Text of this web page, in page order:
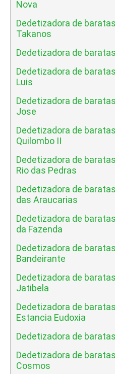
Nova
Dedetizadora de
Takanos
Dedetizadora de
Dedetizadora de
Luis
Dedetizadora de
Jose
Dedetizadora de
Quilombo II
Dedetizadora de
Rio das Pedras
Dedetizadora de
das Araucarias
Dedetizadora de
da Fazenda
Dedetizadora de
Bandeirante
Dedetizadora de
Jatibela
Dedetizadora de
Estancia Eudoxia
Dedetizadora de
Dedetizadora de
Cosmos